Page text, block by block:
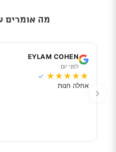
מה אומרים
EYLAM COHEN
לפני יום
★
★
★
★
★
✓
אחלה חנות